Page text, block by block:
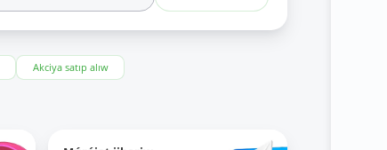
Akciya satıp alıw